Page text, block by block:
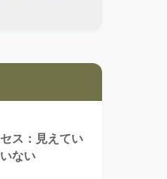
ス：見えてい
ない